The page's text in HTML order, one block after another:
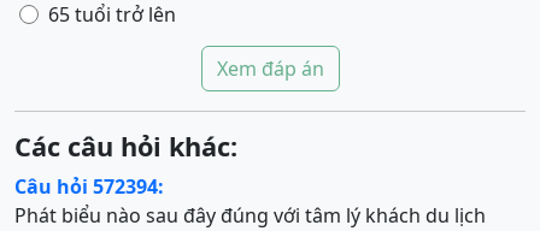
65 tuổi trở lên
Xem đáp án
Các câu hỏi khác:
Câu hỏi 572394:
Phát biểu nào sau đây đúng với tâm lý khách du lịch